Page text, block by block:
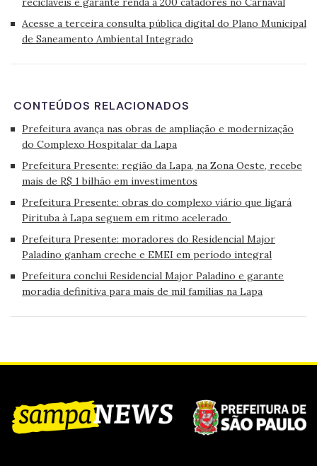
Acesse a terceira consulta pública digital do Plano Municipal
de Saneamento Ambiental Integrado
CONTEÚDOS RELACIONADOS
Prefeitura avança nas obras de ampliação e modernização
do Complexo Hospitalar da Lapa
Prefeitura Presente: região da Lapa, na Zona Oeste, recebe
mais de R$ 1 bilhão em investimentos
Prefeitura Presente: obras do complexo viário que ligará
Pirituba à Lapa seguem em ritmo acelerado
Prefeitura Presente: moradores do Residencial Major
Paladino ganham creche e EMEI em período integral
Prefeitura conclui Residencial Major Paladino e garante
moradia definitiva para mais de mil famílias na Lapa